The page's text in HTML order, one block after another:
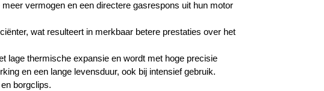
vermogen en een directere gasrespons uit hun motor
wat resulteert in merkbaar betere prestaties over het
lage thermische expansie en wordt met hoge precisie
en een lange levensduur, ook bij intensief gebruik.
borgclips.